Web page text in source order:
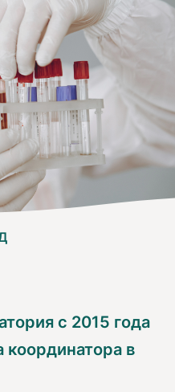
с 2015 года
координатора в